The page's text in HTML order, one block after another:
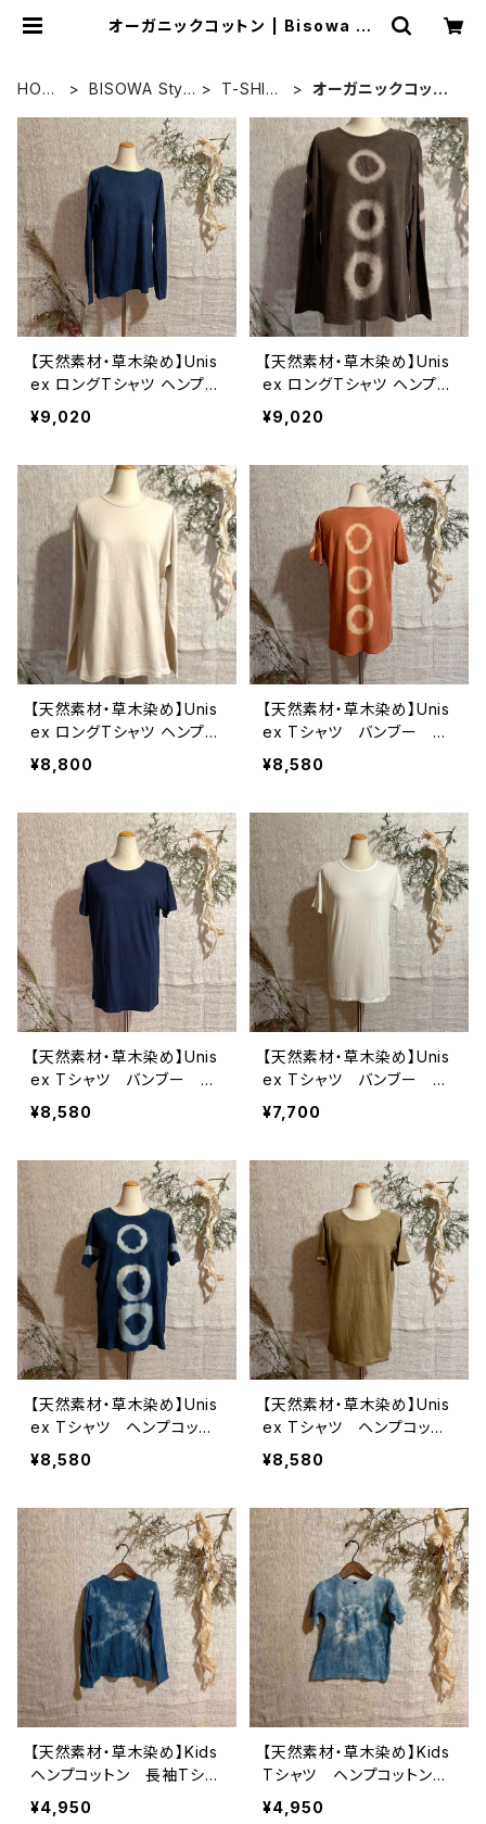
オーガニックコットン | Bisowa by
HOM
BISOWA Styl
T-SHIR
オーガニックコット
【天然素材・草木染め】Unis
ex ロングTシャツ ヘンプコ
ットン 無地
¥9,020
【天然素材・草木染め】Unis
ex ロングTシャツ ヘンプコ
ットン柄あり
¥9,020
【天然素材・草木染め】Unis
ex ロングTシャツ ヘンプコ
ットン ナチュラル
¥8,800
【天然素材・草木染め】Unis
ex Tシャツ バンブー 柄
あり
¥8,580
【天然素材・草木染め】Unis
ex Tシャツ バンブー 無
地
¥8,580
【天然素材・草木染め】Unis
ex Tシャツ バンブー ナ
チュラル
¥7,700
【天然素材・草木染め】Unis
ex Tシャツ ヘンプコット
ン 柄あり
¥8,580
【天然素材・草木染め】Unis
ex Tシャツ ヘンプコット
ン 無地
¥8,580
【天然素材・草木染め】Kids
ヘンプコットン 長袖Tシャ
ツ
¥4,950
【天然素材・草木染め】Kids
Tシャツ ヘンプコットン
水窪藍染 S
¥4,950